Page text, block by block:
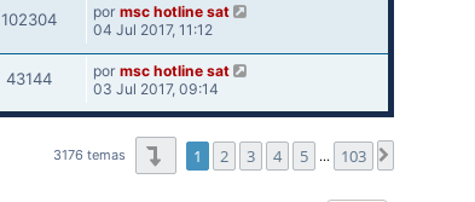
102304 por msc hotline sat
04 Jul 2017, 11:12
43144 por msc hotline sat
03 Jul 2017, 09:14
3176 temas Página1 de 103
1 2 3 4 5 … 103